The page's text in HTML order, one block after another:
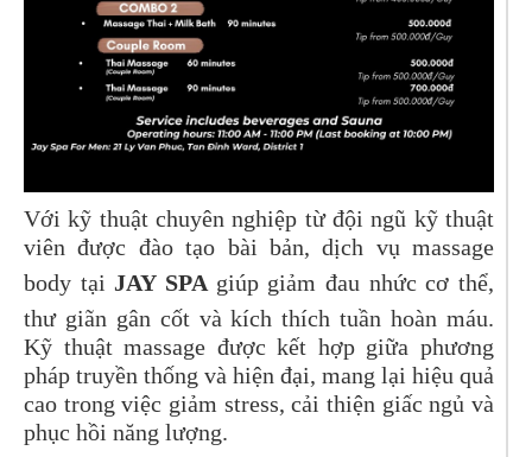
Với kỹ thuật chuyên nghiệp từ đội ngũ kỹ thuật
viên được đào tạo bài bản, dịch vụ massage
body tại JAY SPA giúp giảm đau nhức cơ thể,
thư giãn gân cốt và kích thích tuần hoàn máu.
Kỹ thuật massage được kết hợp giữa phương
pháp truyền thống và hiện đại, mang lại hiệu quả
cao trong việc giảm stress, cải thiện giấc ngủ và
phục hồi năng lượng.